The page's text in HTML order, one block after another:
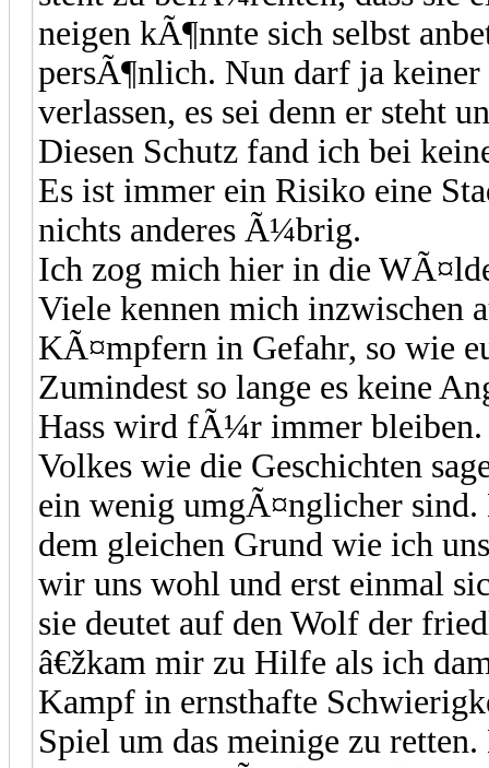
neigen kÃ¶nnte sich selbst
persÃ¶nlich. Nun darf ja keiner
verlassen, es sei denn er steht
Diesen Schutz fand ich bei
Es ist immer ein Risiko eine
nichts anderes Ã¼brig.
Ich zog mich hier in die
Viele kennen mich inzwischen
KÃ¤mpfern in Gefahr, so wie
Zumindest so lange es keine
Hass wird fÃ¼r immer
Volkes wie die Geschichten
ein wenig umgÃ¤nglicher
dem gleichen Grund wie ich
wir uns wohl und erst einmal
sie deutet auf den Wolf der
â€žkam mir zu Hilfe als ich
Kampf in ernsthafte
Spiel um das meinige zu